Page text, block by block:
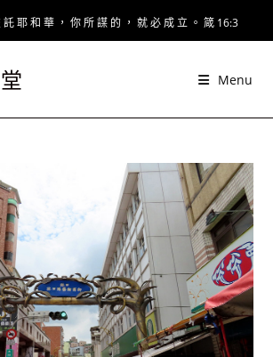
耶 和 華 ， 你 所 謀 的 ， 就 必 成 立 。 箴 16:3
Menu